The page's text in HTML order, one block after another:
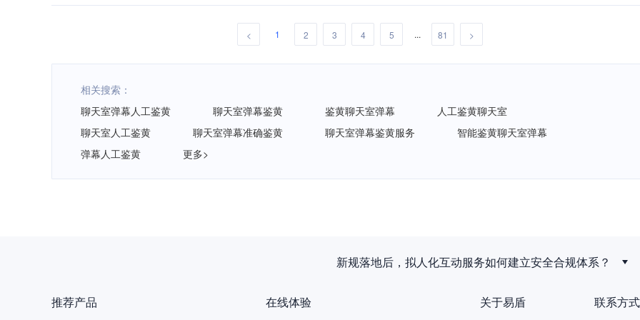
< 1 2 3 4 5 ... 81 >
相关搜索：
聊天室弹幕人工鉴黄
聊天室弹幕鉴黄 鉴黄聊天室弹幕
人工鉴黄聊天室
聊天室人工鉴黄
聊天室弹幕准确鉴黄 聊天室弹幕鉴黄服务
智能鉴黄聊天室弹幕
弹幕人工鉴黄
更多>
新规落地后，拟人化互动服务如何建立安全合规体系？
推荐产品 在线体验 关于易盾 联系方式